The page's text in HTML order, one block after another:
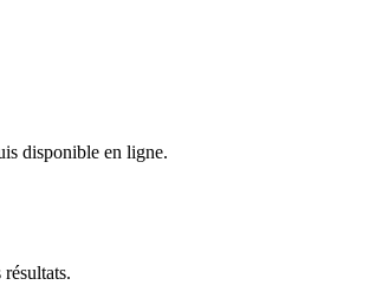
disponible en ligne.